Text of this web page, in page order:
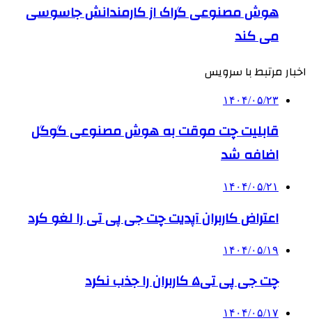
هوش مصنوعی گراک از کارمندانش جاسوسی
می کند
اخبار مرتبط با سرویس
۱۴۰۴/۰۵/۲۳
قابلیت چت موقت به هوش مصنوعی گوگل
اضافه شد
۱۴۰۴/۰۵/۲۱
اعتراض کاربران آپدیت چت جی پی تی را لغو کرد
۱۴۰۴/۰۵/۱۹
چت جی پی تی۵ کاربران را جذب نکرد
۱۴۰۴/۰۵/۱۷